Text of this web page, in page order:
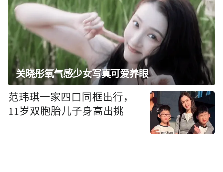
关晓彤氧气感少女写真可爱养眼
范玮琪一家四口同框出行，
11岁双胞胎儿子身高出挑